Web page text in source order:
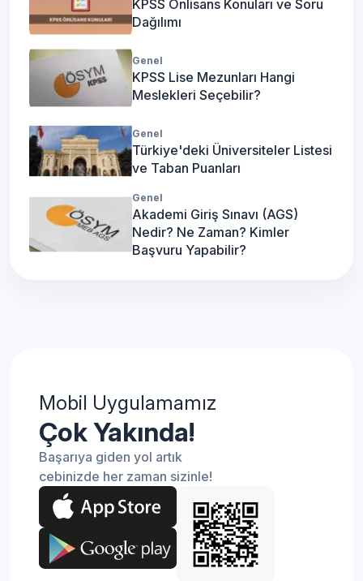
KPSS Önlisans Konuları ve Soru
Dağılımı
Genel
KPSS Lise Mezunları Hangi
Meslekleri Seçebilir?
Genel
Türkiye'deki Üniversiteler Listesi
ve Taban Puanları
Genel
Akademi Giriş Sınavı (AGS)
Nedir? Ne Zaman? Kimler
Başvuru Yapabilir?
Mobil Uygulamamız
Çok Yakında!
Başarıya giden yol artık
cebinizde her zaman sizinle!